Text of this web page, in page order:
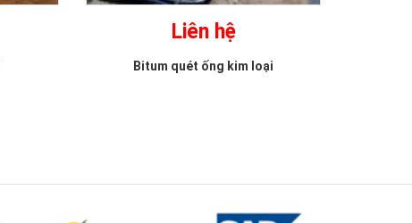
Liên hệ
Bitum quét ống kim loại